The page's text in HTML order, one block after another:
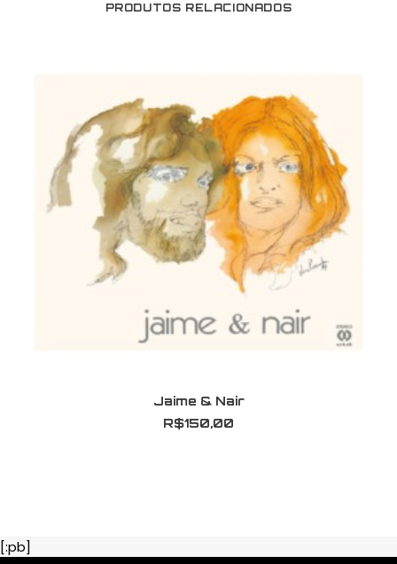
PRODUTOS RELACIONADOS
ADICIONAR AO CARRINHO
Jaime & Nair
R$150,00
[:pb]